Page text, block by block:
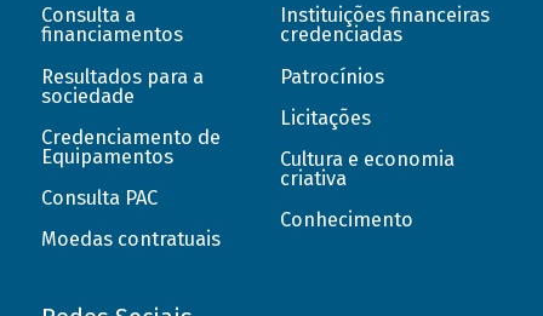
Consulta a
financiamentos
Resultados para a
sociedade
Credenciamento de
Equipamentos
Consulta PAC
Moedas contratuais
Instituições financeiras
credenciadas
Patrocínios
Licitações
Cultura e economia
criativa
Conhecimento